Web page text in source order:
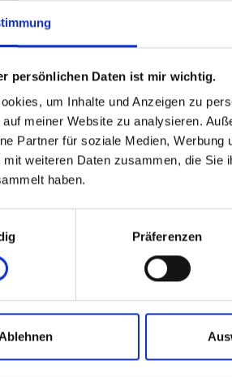
persönlichen Daten ist mir wichtig.
um Inhalte und Anzeigen zu
auf meiner Website zu analysieren.
Partner für soziale Medien,
mit weiteren Daten zusammen, die
haben.
Präferenzen
Ablehnen
über verschiedene Kanäle